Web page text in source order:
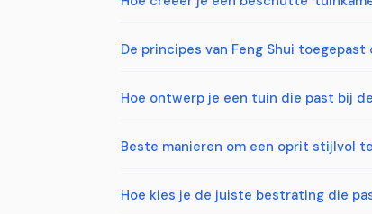
De principes van Feng Shui
Hoe ontwerp je een tuin die past bij
Beste manieren om een oprit stijlvol
Hoe kies je de juiste bestrating die